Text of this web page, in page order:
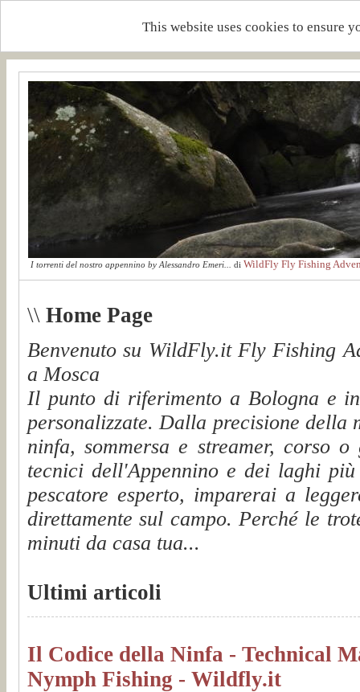
This website uses cookies to ensure
I torrenti del nostro appennino by Alessandro Emeri... di WildFly Fly Fishing
\\ Home Page
Benvenuto su WildFly.it Fly Fishing
a Mosca
Il punto di riferimento a Bologna e
personalizzate. Dalla precisione della
ninfa, sommersa e streamer, corso
tecnici dell'Appennino e dei laghi
pescatore esperto, imparerai a
direttamente sul campo. Perché le
minuti da casa tua...
Ultimi articoli
Il Codice della Ninfa - Technical
Nymph Fishing - Wildfly.it